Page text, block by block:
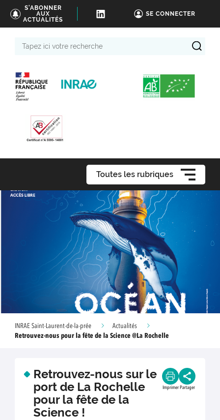
S'ABONNER
AUX
ACTUALITÉS
SE CONNECTER
Toutes les rubriques
INRAE Saint-Laurent-de-la-prée
Actualités
Retrouvez-nous pour la fête de la Science @La Rochelle
Retrouvez-nous sur le
port de La Rochelle
pour la fête de la
Science !
Imprimer Partager